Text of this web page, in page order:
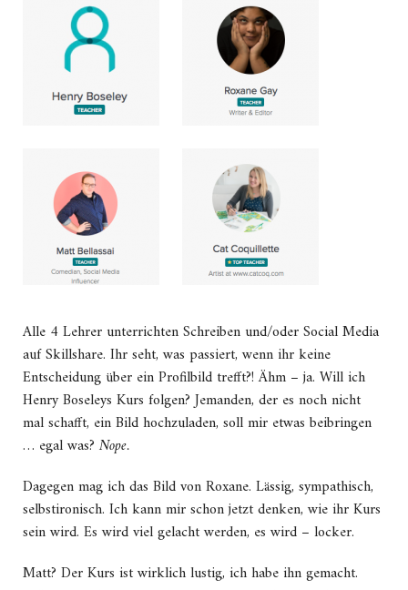
Alle 4 Lehrer unterrichten Schreiben und/oder Social Media
auf Skillshare. Ihr seht, was passiert, wenn ihr keine
Entscheidung über ein Profilbild trefft?! Ähm – ja. Will ich
Henry Boseleys Kurs folgen? Jemanden, der es noch nicht
mal schafft, ein Bild hochzuladen, soll mir etwas beibringen
… egal was? Nope.
Dagegen mag ich das Bild von Roxane. Lässig, sympathisch,
selbstironisch. Ich kann mir schon jetzt denken, wie ihr Kurs
sein wird. Es wird viel gelacht werden, es wird – locker.
Matt? Der Kurs ist wirklich lustig, ich habe ihn gemacht.